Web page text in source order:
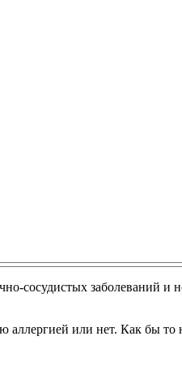
сосудистых заболеваний и
аллергией или нет. Как бы то